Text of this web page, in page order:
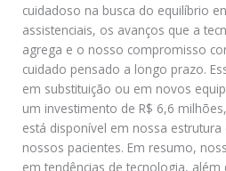
cuidadoso na busca do equilíbrio
assistenciais, os avanços que a
agrega e o nosso compromisso
cuidado pensado a longo prazo.
em substituição ou em novos
um investimento de R$ 6,6
está disponível em nossa
nossos pacientes. Em resumo,
em tendências de tecnologia,